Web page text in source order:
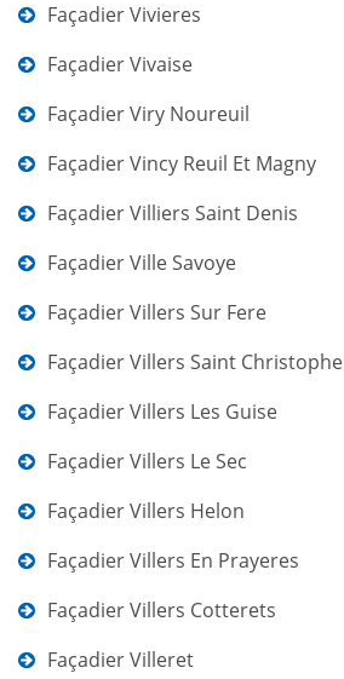
Façadier Vivieres
Façadier Vivaise
Façadier Viry Noureuil
Façadier Vincy Reuil Et Magny
Façadier Villiers Saint Denis
Façadier Ville Savoye
Façadier Villers Sur Fere
Façadier Villers Saint Christophe
Façadier Villers Les Guise
Façadier Villers Le Sec
Façadier Villers Helon
Façadier Villers En Prayeres
Façadier Villers Cotterets
Façadier Villeret